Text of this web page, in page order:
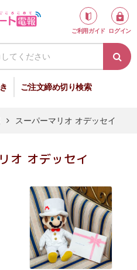
ご利用ガイド
ログイン
ご注文締め切り検索
スーパーマリオ オデッセイ
オ オデッセイ